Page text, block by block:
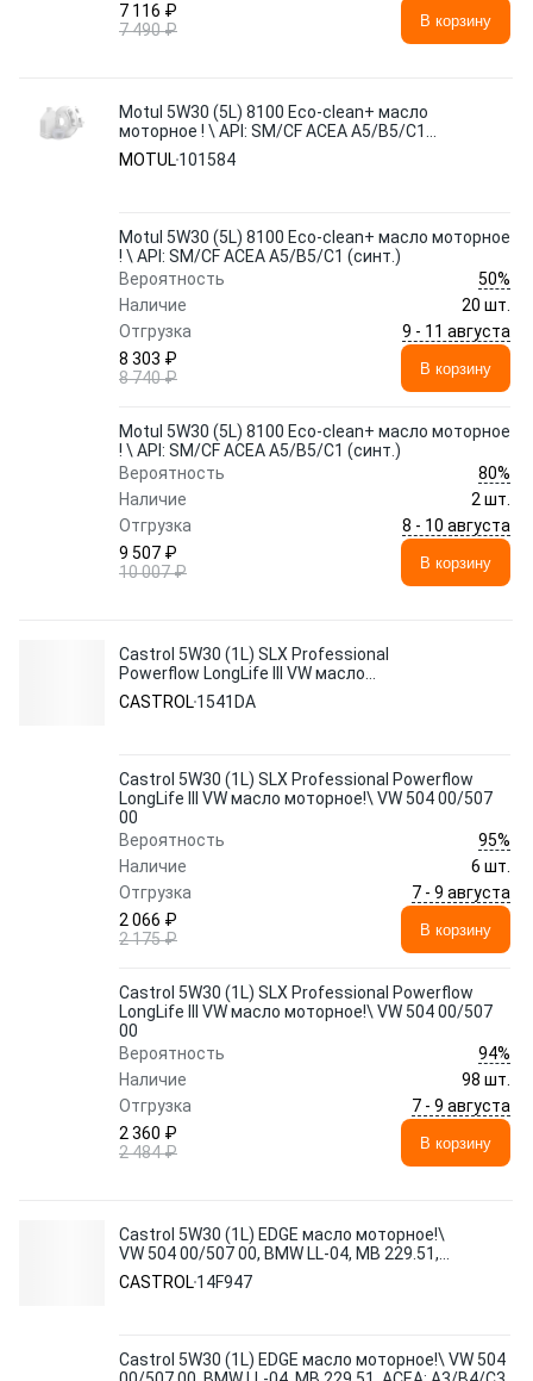
7 116 ₽
7 490 ₽
В корзину
Motul 5W30 (5L) 8100 Eco-clean+ масло
моторное ! \ API: SM/CF ACEA A5/B5/C1
(синт.)
MOTUL101584
Motul 5W30 (5L) 8100 Eco-clean+ масло моторное
! \ API: SM/CF ACEA A5/B5/C1 (синт.)
Вероятность
50%
Наличие
20 шт.
Отгрузка
9 - 11 августа
8 303 ₽
8 740 ₽
В корзину
Motul 5W30 (5L) 8100 Eco-clean+ масло моторное
! \ API: SM/CF ACEA A5/B5/C1 (синт.)
Вероятность
80%
Наличие
2 шт.
Отгрузка
8 - 10 августа
9 507 ₽
10 007 ₽
В корзину
Castrol 5W30 (1L) SLX Professional
Powerflow LongLife III VW масло
моторное!\ VW 504 00/507 00
CASTROL1541DA
Castrol 5W30 (1L) SLX Professional Powerflow
LongLife III VW масло моторное!\ VW 504 00/507
00
Вероятность
95%
Наличие
6 шт.
Отгрузка
7 - 9 августа
2 066 ₽
2 175 ₽
В корзину
Castrol 5W30 (1L) SLX Professional Powerflow
LongLife III VW масло моторное!\ VW 504 00/507
00
Вероятность
94%
Наличие
98 шт.
Отгрузка
7 - 9 августа
2 360 ₽
2 484 ₽
В корзину
Castrol 5W30 (1L) EDGE масло моторное!\
VW 504 00/507 00, BMW LL-04, MB 229.51,
ACEA: A3/B4/C3
CASTROL14F947
Castrol 5W30 (1L) EDGE масло моторное!\ VW 504